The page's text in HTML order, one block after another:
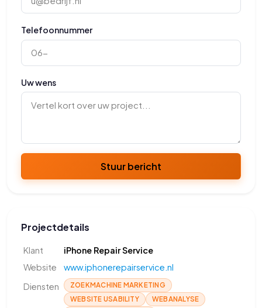
Telefoonnummer
Uw wens
Stuur bericht
Projectdetails
Klant
iPhone Repair Service
Website
www.iphonerepairservice.nl
Diensten
ZOEKMACHINE MARKETING
WEBSITE USABILITY
WEBANALYSE